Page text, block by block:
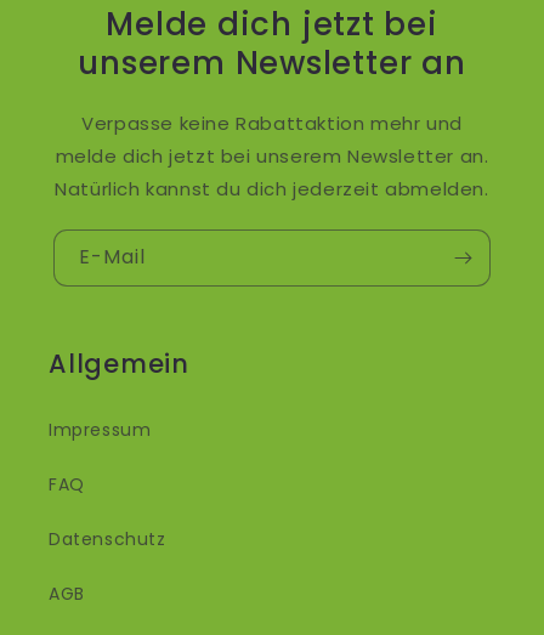
Melde dich jetzt bei
unserem Newsletter an
Verpasse keine Rabattaktion mehr und
melde dich jetzt bei unserem Newsletter an.
Natürlich kannst du dich jederzeit abmelden.
E-Mail
Allgemein
Impressum
FAQ
Datenschutz
AGB